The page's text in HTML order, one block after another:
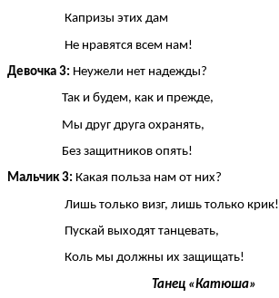
Капризы этих дам
Не нравятся всем нам!
Девочка 3: Неужели нет надежды?
Так и будем, как и прежде,
Мы друг друга охранять,
Без защитников опять!
Мальчик 3: Какая польза нам от них?
Лишь только визг, лишь только крик!
Пускай выходят танцевать,
Коль мы должны их защищать!
Танец «Катюша»